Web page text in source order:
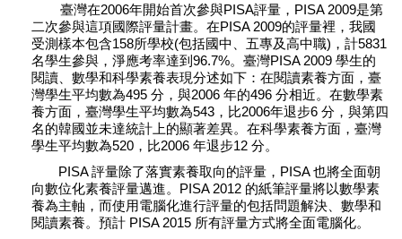
臺灣在2006年開始首次參與PISA評量，PISA 2009是第
二次參與這項國際評量計畫。在PISA 2009的評量裡，我國
受測樣本包含158所學校(包括國中、五專及高中職)，計5831
名學生參與，淨應考率達到96.7%。臺灣PISA 2009 學生的
閱讀、數學和科學素養表現分述如下：在閱讀素養方面，臺
灣學生平均數為495 分，與2006 年的496 分相近。在數學素
養方面，臺灣學生平均數為543，比2006年退步6 分，與第四
名的韓國並未達統計上的顯著差異。在科學素養方面，臺灣
學生平均數為520，比2006 年退步12 分。
PISA 評量除了落實素養取向的評量，PISA 也將全面朝
向數位化素養評量邁進。PISA 2012 的紙筆評量將以數學素
養為主軸，而使用電腦化進行評量的包括問題解決、數學和
閱讀素養。預計 PISA 2015 所有評量方式將全面電腦化。